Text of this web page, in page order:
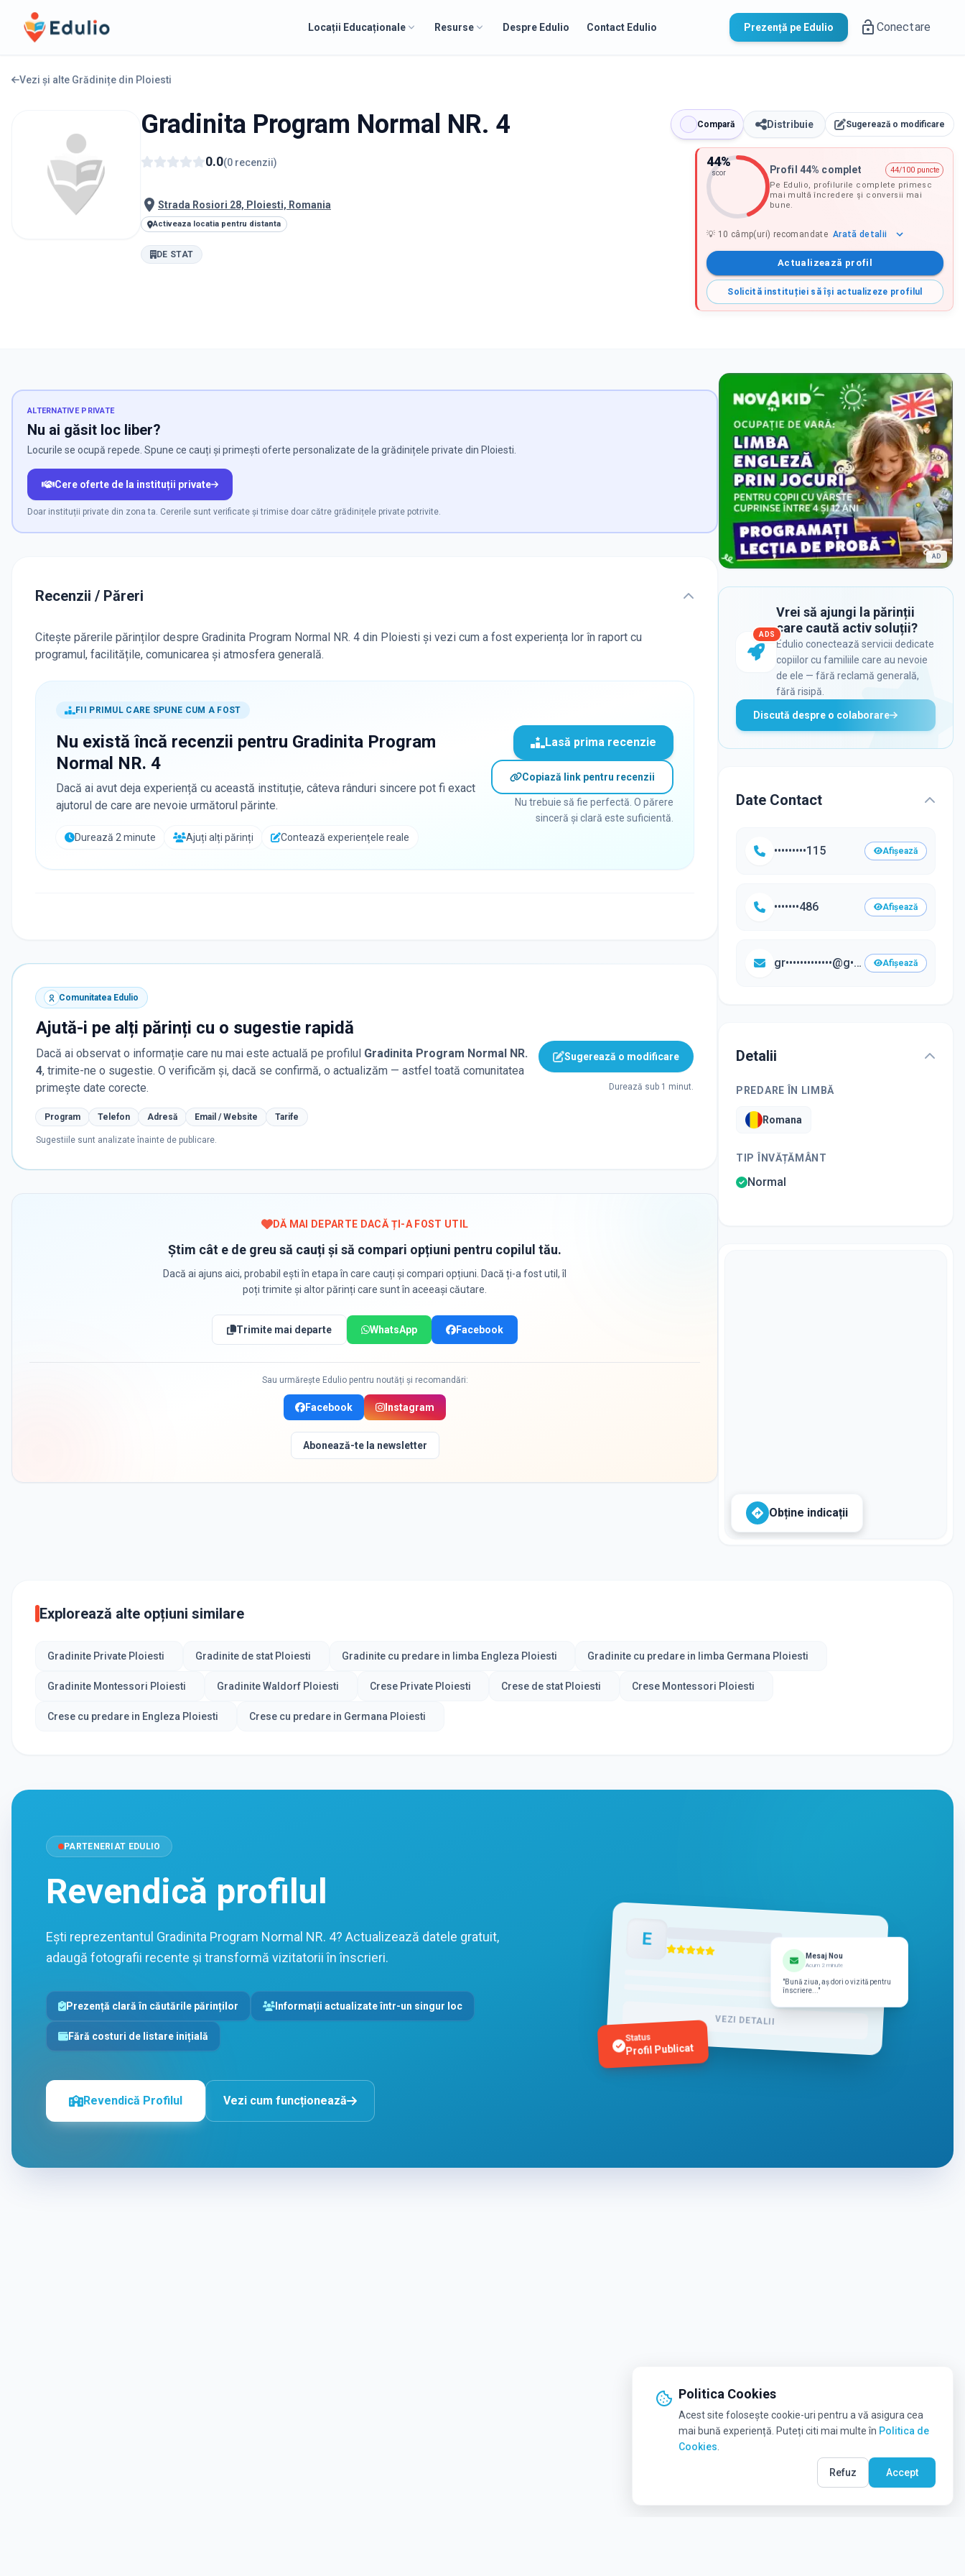
Edulio
Locații Educaționale Resurse Despre Edulio Contact Edulio Prezență pe Edulio Conectare
Vezi și alte Grădinițe din Ploiesti
Gradinita Program Normal NR. 4 Compară Distribuie Sugerează o modificare
0.0(0 recenzii)
Strada Rosiori 28, Ploiesti, Romania
Activeaza locatia pentru distanta
DE STAT
44%
scor Profil 44% complet
44/100 puncte
Pe Edulio, profilurile complete primesc
mai multă încredere și conversii mai
bune.
💡 10 câmp(uri) recomandate Arată detalii
Actualizează profil
Solicită instituției să își actualizeze profilul
ALTERNATIVE PRIVATE
Nu ai găsit loc liber?
Locurile se ocupă repede. Spune ce cauți și primești oferte personalizate de la grădinițele private din Ploiesti.
Cere oferte de la instituții private
Doar instituții private din zona ta. Cererile sunt verificate și trimise doar către grădinițele private potrivite.
Recenzii / Păreri
Citește părerile părinților despre Gradinita Program Normal NR. 4 din Ploiesti și vezi cum a fost experiența lor în raport cu
programul, facilitățile, comunicarea și atmosfera generală.
FII PRIMUL CARE SPUNE CUM A FOST
Nu există încă recenzii pentru Gradinita Program
Normal NR. 4
Dacă ai avut deja experiență cu această instituție, câteva rânduri sincere pot fi exact
ajutorul de care are nevoie următorul părinte.
Durează 2 minute Ajuți alți părinți Contează experiențele reale
Lasă prima recenzie
Copiază link pentru recenzii
Nu trebuie să fie perfectă. O părere
sinceră și clară este suficientă.
Comunitatea Edulio
Ajută-i pe alți părinți cu o sugestie rapidă
Dacă ai observat o informație care nu mai este actuală pe profilul Gradinita Program Normal NR.
4, trimite-ne o sugestie. O verificăm și, dacă se confirmă, o actualizăm — astfel toată comunitatea
primește date corecte.
Program Telefon Adresă Email / Website Tarife
Sugestiile sunt analizate înainte de publicare.
Sugerează o modificare
Durează sub 1 minut.
DĂ MAI DEPARTE DACĂ ȚI-A FOST UTIL
Știm cât e de greu să cauți și să compari opțiuni pentru copilul tău.
Dacă ai ajuns aici, probabil ești în etapa în care cauți și compari opțiuni. Dacă ți-a fost util, îl
poți trimite și altor părinți care sunt în aceeași căutare.
Trimite mai departe WhatsApp Facebook
Sau urmărește Edulio pentru noutăți și recomandări:
Facebook Instagram
Abonează-te la newsletter
AD
ADS
Vrei să ajungi la părinții
care caută activ soluții?
Edulio conectează servicii dedicate
copiilor cu familiile care au nevoie
de ele — fără reclamă generală,
fără risipă.
Discută despre o colaborare
Date Contact
•••••••••115 Afișează
•••••••486 Afișează
gr•••••••••••••@g••••.comAfișează
Detalii
PREDARE ÎN LIMBĂ
Romana
TIP ÎNVĂȚĂMÂNT
Normal
Obține indicații
Explorează alte opțiuni similare
Gradinite Private Ploiesti Gradinite de stat Ploiesti Gradinite cu predare in limba Engleza Ploiesti Gradinite cu predare in limba Germana Ploiesti
Gradinite Montessori Ploiesti Gradinite Waldorf Ploiesti Crese Private Ploiesti Crese de stat Ploiesti Crese Montessori Ploiesti
Crese cu predare in Engleza Ploiesti Crese cu predare in Germana Ploiesti
PARTENERIAT EDULIO
Revendică profilul
Ești reprezentantul Gradinita Program Normal NR. 4? Actualizează datele gratuit,
adaugă fotografii recente și transformă vizitatorii în înscrieri.
Prezență clară în căutările părinților Informații actualizate într-un singur loc
Fără costuri de listare inițială
Revendică Profilul Vezi cum funcționează
E
VEZI DETALII
Acum 2 minute
"Bună ziua, aș dori o vizită pentru
înscriere..."
Status
Profil Publicat
Politica Cookies
Acest site folosește cookie-uri pentru a vă asigura cea
mai bună experiență. Puteți citi mai multe în Politica de
Cookies
Refuz Accept